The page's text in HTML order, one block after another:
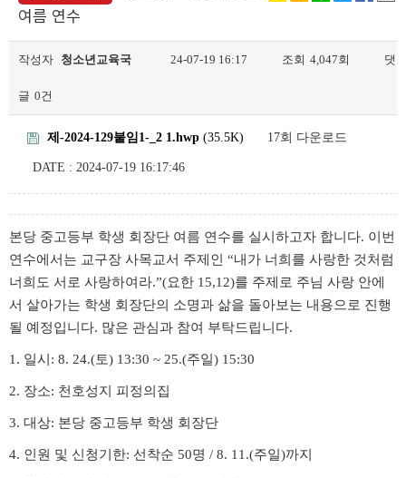
여름 연수
작성자 청소년교육국 24-07-19 16:17 조회 4,047회 댓
글 0건
제-2024-129붙임1-_2 1.hwp (35.5K) 17회 다운로드
DATE : 2024-07-19 16:17:46
본당 중고등부 학생 회장단 여름 연수를 실시하고자 합니다. 이번
연수에서는 교구장 사목교서 주제인 “내가 너희를 사랑한 것처럼
너희도 서로 사랑하여라.”(요한 15,12)를 주제로 주님 사랑 안에
서 살아가는 학생 회장단의 소명과 삶을 돌아보는 내용으로 진행
될 예정입니다. 많은 관심과 참여 부탁드립니다.
1. 일시 : 8. 24.(토) 13:30 ~ 25.(주일) 15:30
2. 장소: 천호성지 피정의집
3. 대상: 본당 중고등부 학생 회장단
4. 인원 및 신청기한: 선착순 50명 / 8. 11.(주일)까지